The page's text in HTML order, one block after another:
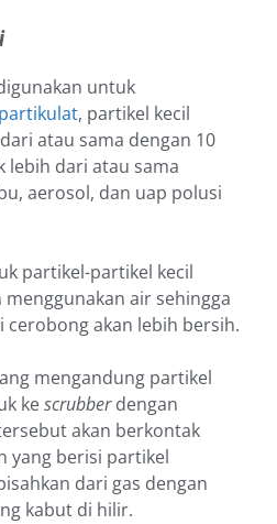
untuk
partikulat, partikel kecil
atau sama dengan 10
lebih dari atau sama
aerosol, dan uap polusi
partikel-partikel kecil
air sehingga
cerobong akan lebih bersih.
mengandung partikel
kescrubberdengan
akan berkontak
yang berisi partikel
dari gas dengan
kabut di hilir.